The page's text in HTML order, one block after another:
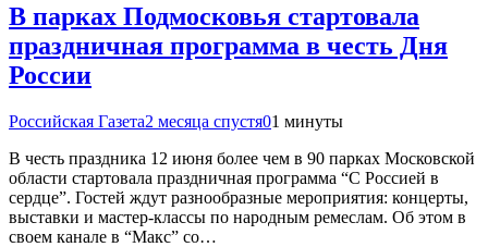
В парках Подмосковья стартовала
праздничная программа в честь Дня
России
Российская Газета2 месяца спустя01 минуты
В честь праздника 12 июня более чем в 90 парках Московской
области стартовала праздничная программа “С Россией в
сердце”. Гостей ждут разнообразные мероприятия: концерты,
выставки и мастер‑классы по народным ремеслам. Об этом в
своем канале в “Макс” со…